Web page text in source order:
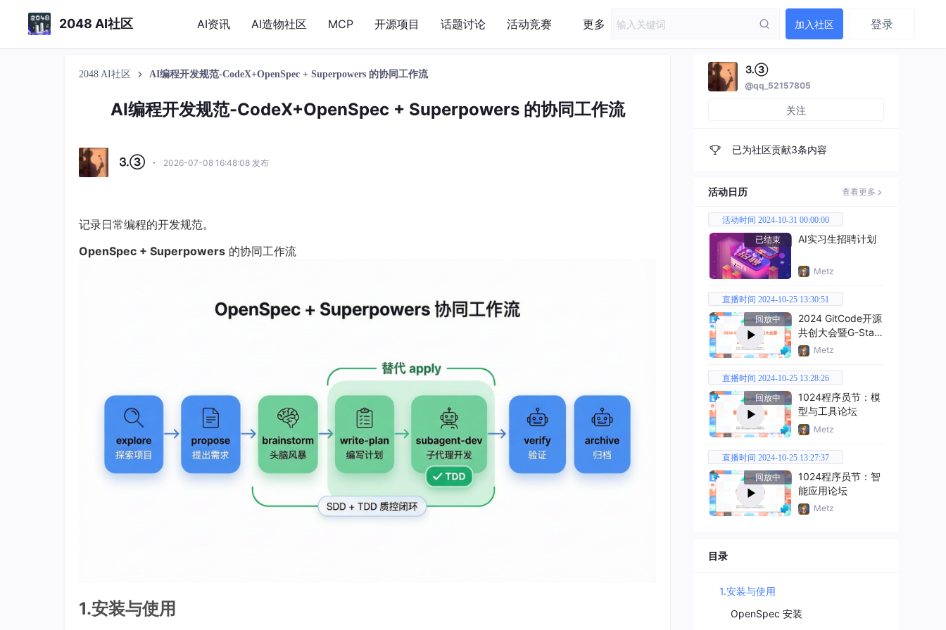
2048 AI社区 AI资讯 AI造物社区 MCP 开源项目 话题讨论 活动竞赛 更多 加入社区 登录
2048 AI社区 AI编程开发规范-CodeX+OpenSpec + Superpowers 的协同工作流
AI编程开发规范-CodeX+OpenSpec + Superpowers 的协同工作流
⒊③ · 2026-07-08 16:48:08 发布
记录日常编程的开发规范。
OpenSpec + Superpowers 的协同工作流
1.安装与使用
⒊③
@qq_52157805
关注
已为社区贡献3条内容
活动日历 查看更多
活动时间 2024-10-31 00:00:00
已结束
AI实习生招聘计划
Metz
直播时间 2024-10-25 13:30:51
回放中
2024 GitCode开源
共创大会暨G-Star
嘉年华
Metz
直播时间 2024-10-25 13:28:26
回放中
1024程序员节：模
型与工具论坛
Metz
直播时间 2024-10-25 13:27:37
回放中
1024程序员节：智
能应用论坛
Metz
目录
1.安装与使用
OpenSpec 安装